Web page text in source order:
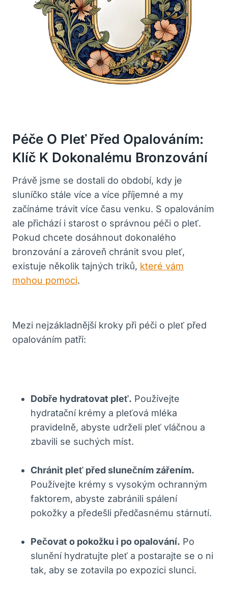
Péče O Pleť Před Opalováním:
Klíč K Dokonalému Bronzování
Právě jsme se dostali do období, kdy je
sluníčko stále více a více příjemné a my
začínáme trávit více času venku. S opalováním
ale přichází i starost o správnou péči o pleť.
Pokud chcete dosáhnout dokonalého
bronzování a zároveň chránit svou pleť,
existuje několik tajných triků, které vám
mohou pomoci.
Mezi nejzákladnější kroky při péči o pleť před
opalováním patří:
Dobře hydratovat pleť. Používejte
hydratační krémy a pleťová mléka
pravidelně, abyste udrželi pleť vláčnou a
zbavili se suchých míst.
Chránit pleť před slunečním zářením.
Používejte krémy s vysokým ochranným
faktorem, abyste zabránili spálení
pokožky a předešli předčasnému stárnutí.
Pečovat o pokožku i po opalování. Po
slunění hydratujte pleť a postarajte se o ni
tak, aby se zotavila po expozici slunci.